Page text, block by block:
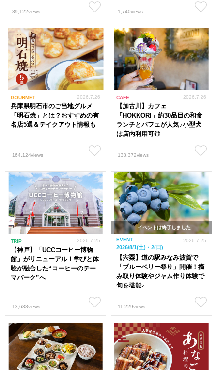
39,122views 1,740views
GOURMET
兵庫県明石市のご当地グルメ
「明石焼」とは？おすすめの有
名店5選＆テイクアウト情報も
2026.7.26
164,124views
CAFE
【加古川】カフェ
「HOKKORI」約30品目の和食
ランチとパフェが人気♪小型犬
は店内利用可◎
2026.7.26
138,372views
TRIP
【神戸】「UCCコーヒー博物
館」がリニューアル！学びと体
験が融合した“コーヒーのテー
マパーク”へ
2026.7.25
13,638views
イベントは終了しました
EVENT
2026/8/1(土)・2(日)
【宍粟】道の駅みなみ波賀で
「ブルーベリー祭り」開催！摘
み取り体験やジャム作り体験で
旬を堪能♪
2026.7.25
11,229views